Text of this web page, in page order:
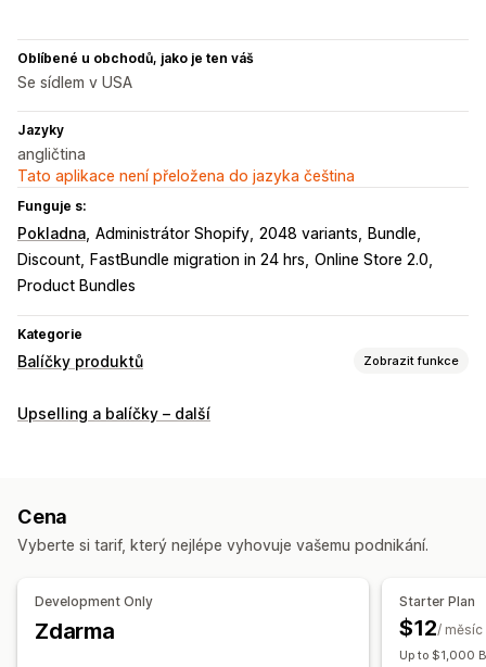
Oblíbené u obchodů, jako je ten váš
Se sídlem v USA
Jazyky
angličtina
Tato aplikace není přeložena do jazyka čeština
Funguje s:
Pokladna Administrátor Shopify 2048 variants
Bundle
Discount
FastBundle migration in 24 hrs Online Store 2.0
Product Bundles
Kategorie
Balíčky produktů Zobrazit funkce
Typy balíčků
Balení se vzorky
Upsellingové balíčky Cross-sellingové balíčky
Digitální produkty
Vlastní balíčky
Upselling a balíčky – další
Cena
Vyberte si tarif, který nejlépe vyhovuje vašemu podnikání.
Development Only
Zdarma
Starter Plan
$12/ měsíc
Up to $1,000